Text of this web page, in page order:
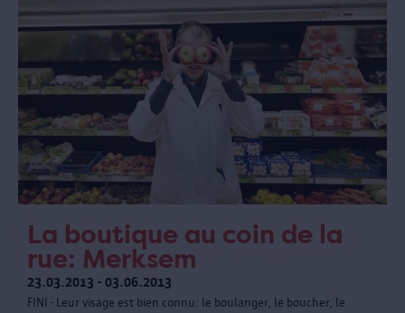
La boutique au coin de la
rue: Merksem
23.03.2013 - 03.06.2013
FINI - Leur visage est bien connu: le boulanger, le boucher, le